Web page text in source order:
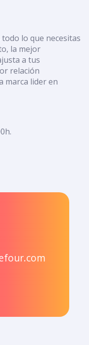
lo que necesitas
la mejor
a tus
relación
marca lider en